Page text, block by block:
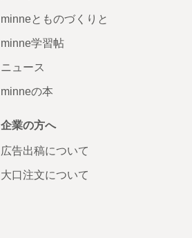
minneとものづくりと
minne学習帖
ニュース
minneの本
企業の方へ
広告出稿について
大口注文について